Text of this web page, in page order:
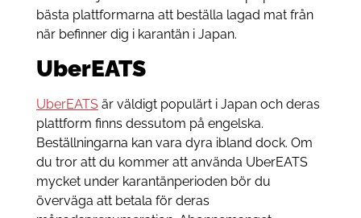
bästa plattformarna att beställa lagad mat från
när befinner dig i karantän i Japan.
UberEATS
UberEATSär väldigt populärt i Japan och deras
plattform finns dessutom på engelska.
Beställningarna kan vara dyra ibland dock. Om
du tror att du kommer att använda UberEATS
mycket under karantänperioden bör du
överväga att betala för deras